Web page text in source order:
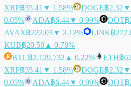
XRP฿35.41 ▼ 1.58% DOGE฿2.32 ▼
0.05%
ADA฿6.44▼ 0.99% DOT฿
AVAX฿222.03▼ 2.12% LINK฿
KUB฿20.58 ▲ 0.78%
BTC฿2,129,732 ▲ 0.22% ETH฿
XRP฿35.41 ▼ 1.58% DOGE฿2.32 ▼
0.05%
ADA฿6.44▼ 0.99% DOT฿